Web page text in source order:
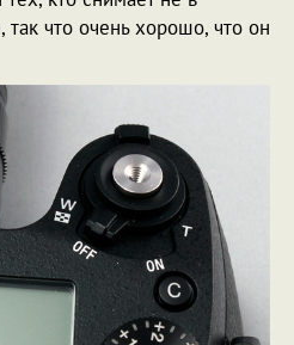
что очень хорошо, что он